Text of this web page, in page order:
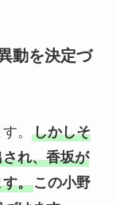
動を決定づ
。 しかしそ
れ、香坂が
す。この小野